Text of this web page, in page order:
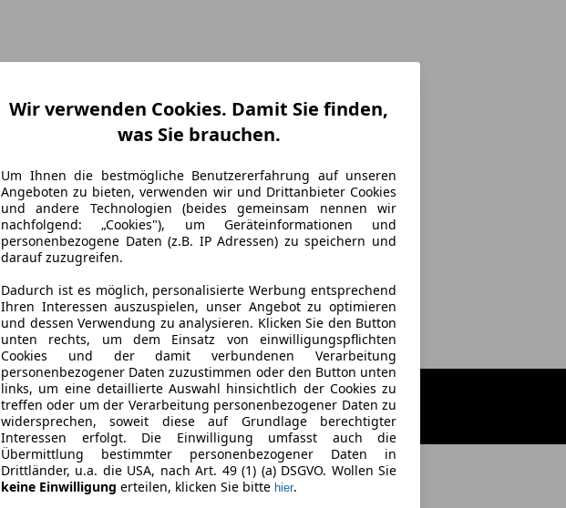
Wir verwenden Cookies. Damit Sie finden,
was Sie brauchen.
Um Ihnen die bestmögliche Benutzererfahrung auf unseren
Angeboten zu bieten, verwenden wir und Drittanbieter Cookies
und andere Technologien (beides gemeinsam nennen wir
nachfolgend: „Cookies"), um Geräteinformationen und
personenbezogene Daten (z.B. IP Adressen) zu speichern und
darauf zuzugreifen.
Dadurch ist es möglich, personalisierte Werbung entsprechend
Ihren Interessen auszuspielen, unser Angebot zu optimieren
und dessen Verwendung zu analysieren. Klicken Sie den Button
unten rechts, um dem Einsatz von einwilligungspflichten
Cookies und der damit verbundenen Verarbeitung
personenbezogener Daten zuzustimmen oder den Button unten
links, um eine detaillierte Auswahl hinsichtlich der Cookies zu
treffen oder um der Verarbeitung personenbezogener Daten zu
widersprechen, soweit diese auf Grundlage berechtigter
Interessen erfolgt. Die Einwilligung umfasst auch die
Übermittlung bestimmter personenbezogener Daten in
Drittländer, u.a. die USA, nach Art. 49 (1) (a) DSGVO. Wollen Sie
keine Einwilligung erteilen, klicken Sie bitte hier.